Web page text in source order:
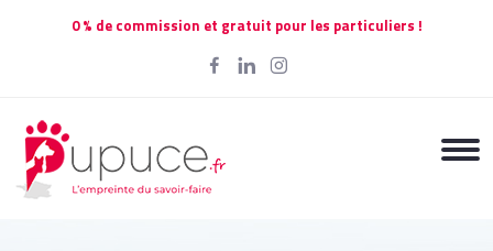
0 % de commission et gratuit pour les particuliers !